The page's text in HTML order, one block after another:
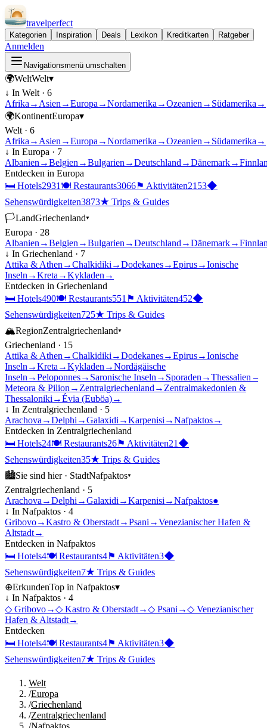
travelperfect
Kategorien Inspiration Deals Lexikon Kreditkarten Ratgeber
Anmelden
Navigationsmenü umschalten
🌍WeltWelt▾
↓ In Welt · 6
Afrika → Asien →Europa →Nordamerika →Ozeanien → Südamerika →
🌍KontinentEuropa▾
Welt · 6
Afrika → Asien →Europa →Nordamerika →Ozeanien → Südamerika →
↓ In Europa · 7
Albanien →Belgien →Bulgarien →Deutschland →Dänemark→
Entdecken in Europa
🛏 Hotels2931 🍽 Restaurants3066⚑ Aktivitäten2153◆
Sehenswürdigkeiten3873★ Trips & Guides
🏳LandGriechenland▾
Europa · 28
Albanien →Belgien →Bulgarien →Deutschland →Dänemark→
↓ In Griechenland · 7
Attika & Athen →Chalkidiki →Dodekanes→Epirus→Ionische
Inseln →Kreta →Kykladen →
Entdecken in Griechenland
🛏 Hotels490🍽 Restaurants551 ⚑ Aktivitäten452◆
Sehenswürdigkeiten725★ Trips & Guides
🏔RegionZentralgriechenland▾
Griechenland · 15
Attika & Athen →Chalkidiki →Dodekanes→Epirus→Ionische
Inseln →Kreta →Kykladen →Nordägäische
Inseln →Peloponnes→ Saronische Inseln → Sporaden →Thessalien –
Meteora & Pilion → Zentralgriechenland → Zentralmakedonien &
Thessaloniki →Évia (Euböa)→
↓ In Zentralgriechenland · 5
Arachova →Delphi →Galaxidi →Karpenisi →Nafpaktos→
Entdecken in Zentralgriechenland
🛏 Hotels24🍽 Restaurants26⚑ Aktivitäten21 ◆
Sehenswürdigkeiten35★ Trips & Guides
🏙Sie sind hier · StadtNafpaktos▾
Zentralgriechenland · 5
Arachova →Delphi →Galaxidi →Karpenisi →Nafpaktos●
↓ In Nafpaktos · 4
Gribovo→Kastro & Oberstadt→Psani →Venezianischer Hafen &
Altstadt→
Entdecken in Nafpaktos
🛏 Hotels4🍽 Restaurants4⚑ Aktivitäten3◆
Sehenswürdigkeiten7★ Trips & Guides
⊕ErkundenTop in Nafpaktos▾
↓ In Nafpaktos · 4
◇ Gribovo→◇ Kastro & Oberstadt→◇ Psani →◇ Venezianischer
Hafen & Altstadt→
Entdecken
🛏 Hotels4🍽 Restaurants4⚑ Aktivitäten3◆
Sehenswürdigkeiten7★ Trips & Guides
Welt
/Europa
/Griechenland
/Zentralgriechenland
/Nafpaktos